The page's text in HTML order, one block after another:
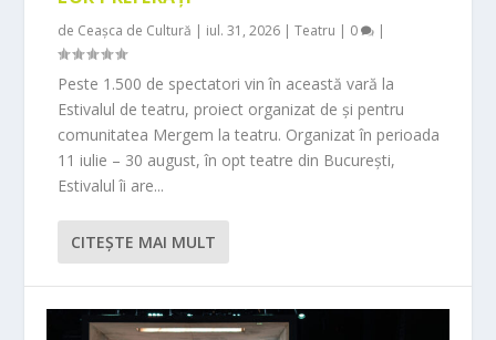
de Ceașca de Cultură | iul. 31, 2026 |Teatru | 0 |
Peste 1.500 de spectatori vin în această vară la
Estivalul de teatru, proiect organizat de și pentru
comunitatea Mergem la teatru. Organizat în perioada
11 iulie – 30 august, în opt teatre din București,
Estivalul îi are...
CITEŞTE MAI MULT